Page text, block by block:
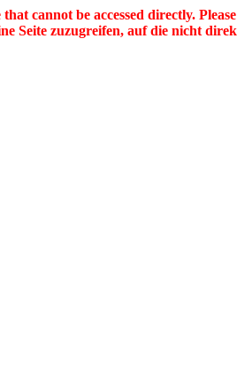
that cannot be accessed directly.
Seite zuzugreifen, auf die nicht